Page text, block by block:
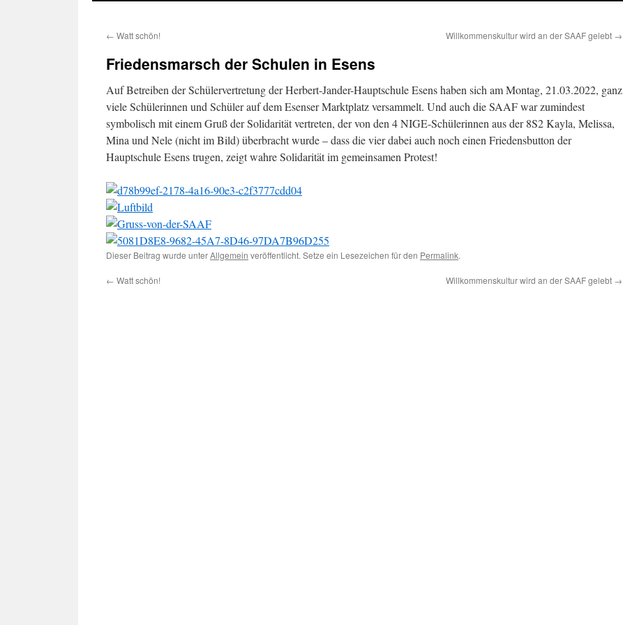
← Watt schön! Willkommenskultur wird an der SAAF gelebt →
Friedensmarsch der Schulen in Esens
Auf Betreiben der Schülervertretung der Herbert-Jander-Hauptschule Esens haben sich am Montag, 21.03.2022, ganz
viele Schülerinnen und Schüler auf dem Esenser Marktplatz versammelt. Und auch die SAAF war zumindest
symbolisch mit einem Gruß der Solidarität vertreten, der von den 4 NIGE-Schülerinnen aus der 8S2 Kayla, Melissa,
Mina und Nele (nicht im Bild) überbracht wurde – dass die vier dabei auch noch einen Friedensbutton der
Hauptschule Esens trugen, zeigt wahre Solidarität im gemeinsamen Protest!
Dieser Beitrag wurde unterAllgemein veröffentlicht. Setze ein Lesezeichen für den Permalink.
← Watt schön! Willkommenskultur wird an der SAAF gelebt →